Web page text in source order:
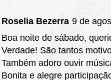
Roselia Bezerra 9 de
Boa noite de sábado,
Verdade! São tantos
Também adoro ouvir
Bonita e alegre